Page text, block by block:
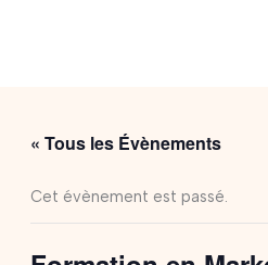
« Tous les Évènements
Cet évènement est passé.